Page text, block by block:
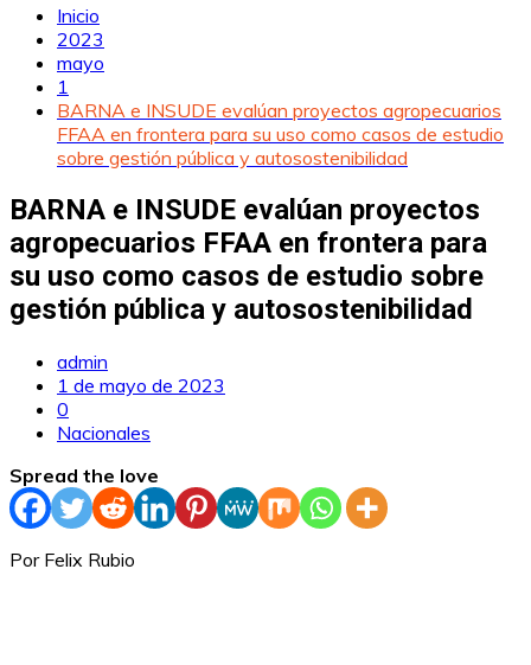
Inicio
2023
mayo
1
BARNA e INSUDE evalúan proyectos agropecuarios
FFAA en frontera para su uso como casos de estudio
sobre gestión pública y autosostenibilidad
BARNA e INSUDE evalúan proyectos
agropecuarios FFAA en frontera para
su uso como casos de estudio sobre
gestión pública y autosostenibilidad
admin
1 de mayo de 2023
0
Nacionales
Spread the love
Por Felix Rubio